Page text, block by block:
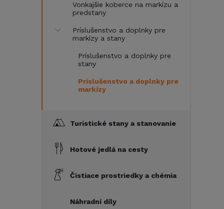
Vonkajšie koberce na markízu a
predstany
Príslušenstvo a doplnky pre
markízy a stany
Príslušenstvo a doplnky pre
stany
Príslušenstvo a doplnky pre
markízy
Turistické stany a stanovanie
Hotové jedlá na cesty
Čistiace prostriedky a chémia
Náhradní díly